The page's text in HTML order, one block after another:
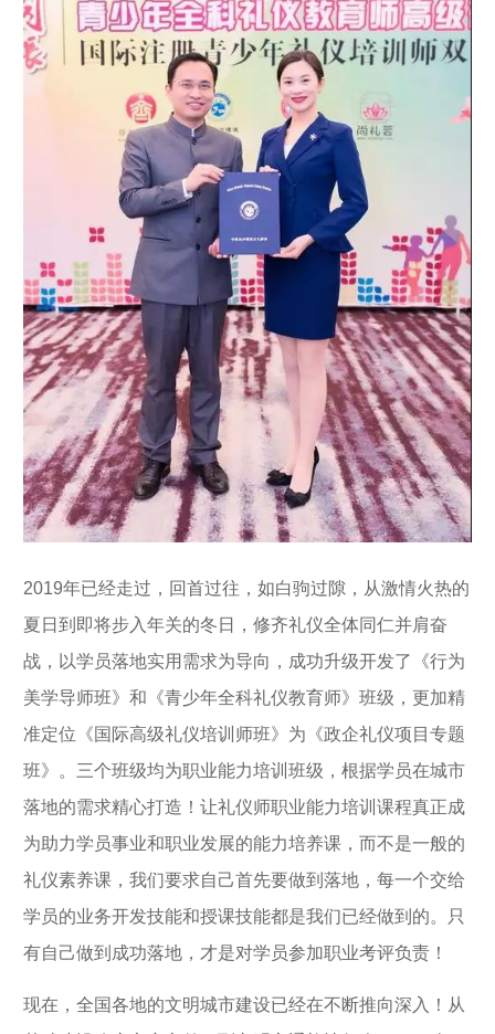
2019年已经走过，回首过往，如白驹过隙，从激情火热的
夏日到即将步入年关的冬日，修齐礼仪全体同仁并肩奋
战，以学员落地实用需求为导向，成功升级开发了《行为
美学导师班》和《青少年全科礼仪教育师》班级，更加精
准定位《国际高级礼仪培训师班》为《政企礼仪项目专题
班》。三个班级均为职业能力培训班级，根据学员在城市
落地的需求精心打造！让礼仪师职业能力培训课程真正成
为助力学员事业和职业发展的能力培养课，而不是一般的
礼仪素养课，我们要求自己首先要做到落地，每一个交给
学员的业务开发技能和授课技能都是我们已经做到的。只
有自己做到成功落地，才是对学员参加职业考评负责！
现在，全国各地的文明城市建设已经在不断推向深入！从